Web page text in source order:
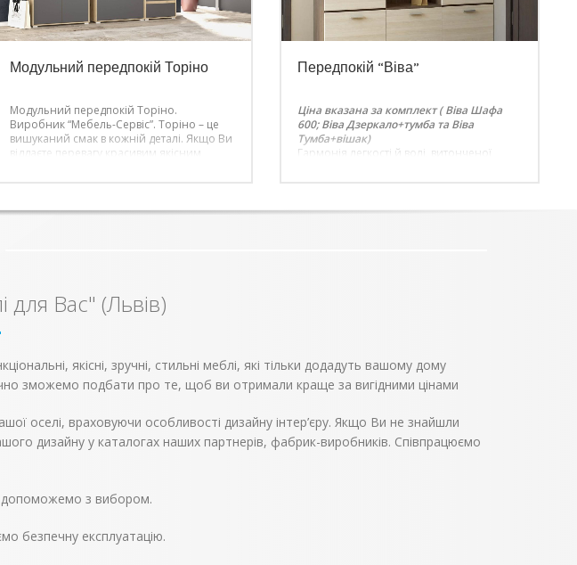
Модульний передпокій Торіно
Модульний передпокій Торіно.
Виробник “Мебель-Сервіс”. Торіно – це
вишуканий смак в кожній деталі. Якщо Ви
віддаєте перевагу красивим якісним
універсальному дизайну, меблі з цієї серії
Передпокій “Віва”
Ціна вказана за комплект ( Віва Шафа
600; Віва Дзеркало+тумба та Віва
Тумба+вішак)
Гармонія легкості й волі, витонченої
черпали натхнення в японській культурі,
немов розширює простір навіть самого
невеликого передпокою, наповнює
приміщення світлом і повітрям.
Вас" (Львів)
якісні, зручні, стильні меблі, які тільки додадуть вашому дому
зможемо подбати про те, щоб ви отримали краще за вигідними цінами
оселі, враховуючи особливості дизайну інтер’єру. Якщо Ви не знайшли
дизайну у каталогах наших партнерів, фабрик-виробників. Співпрацюємо
допоможемо з вибором.
безпечну експлуатацію.